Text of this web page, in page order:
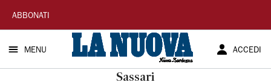
La
Nuova
Sardegna
ABBONATI
MENU ACCEDI
Sassari